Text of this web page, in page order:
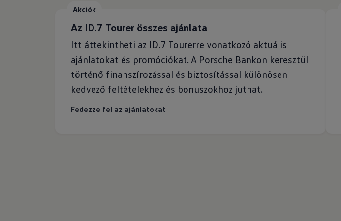
Akciók
Az ID.7 Tourer összes ajánlata
Itt áttekintheti az ID.7 Tourerre vonatkozó aktuális
ajánlatokat és promóciókat. A Porsche Bankon keresztül
történő finanszírozással és biztosítással különösen
kedvező feltételekhez és bónuszokhoz juthat.
Fedezze fel az ajánlatokat